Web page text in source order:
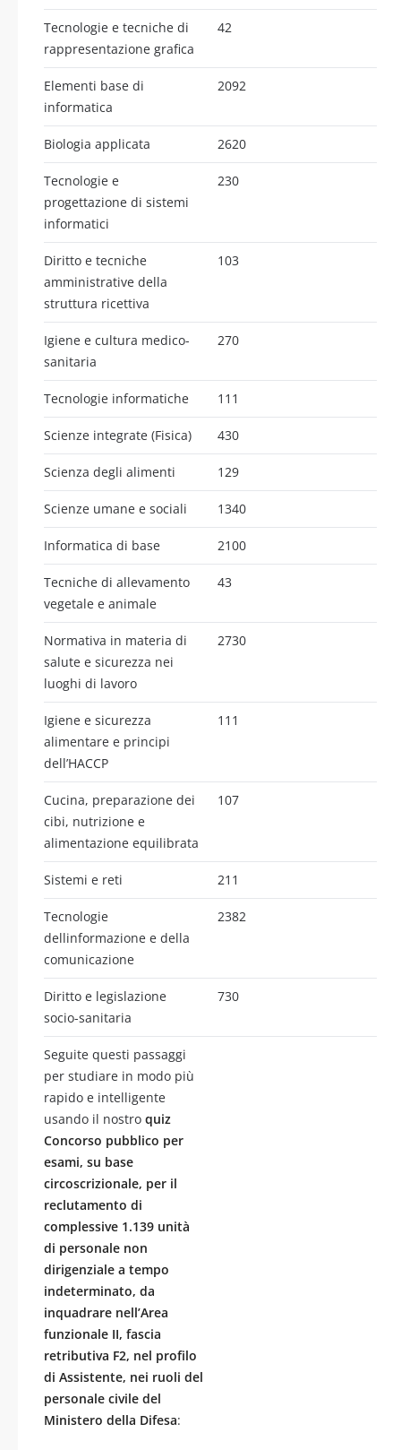
Tecnologie e tecniche di
rappresentazione grafica
42
Elementi base di
informatica
2092
Biologia applicata 2620
Tecnologie e
progettazione di sistemi
informatici
230
Diritto e tecniche
amministrative della
struttura ricettiva
103
Igiene e cultura medico-
sanitaria
270
Tecnologie informatiche 111
Scienze integrate (Fisica) 430
Scienza degli alimenti 129
Scienze umane e sociali 1340
Informatica di base 2100
Tecniche di allevamento
vegetale e animale
43
Normativa in materia di
salute e sicurezza nei
luoghi di lavoro
2730
Igiene e sicurezza
alimentare e principi
dell’HACCP
111
Cucina, preparazione dei
cibi, nutrizione e
alimentazione equilibrata
107
Sistemi e reti 211
Tecnologie
dellinformazione e della
comunicazione
2382
Diritto e legislazione
socio-sanitaria
730
Seguite questi passaggi
per studiare in modo più
rapido e intelligente
usando il nostro quiz
Concorso pubblico per
esami, su base
circoscrizionale, per il
reclutamento di
complessive 1.139 unità
di personale non
dirigenziale a tempo
indeterminato, da
inquadrare nell’Area
funzionale II, fascia
retributiva F2, nel profilo
di Assistente, nei ruoli del
personale civile del
Ministero della Difesa: